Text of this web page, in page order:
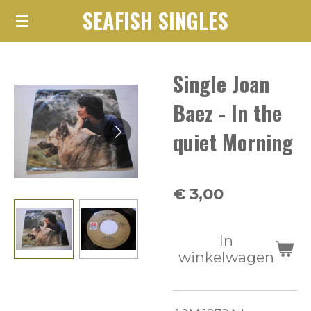
Ga
hoofdinhoud
SEAFISH SINGLES
Single Joan
Baez - In the
quiet Morning
€ 3,00
In
winkelwagen